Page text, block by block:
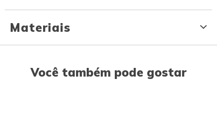
Materiais
Você também pode gostar